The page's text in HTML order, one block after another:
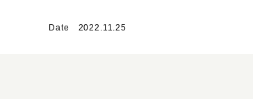
Date 2022.11.25